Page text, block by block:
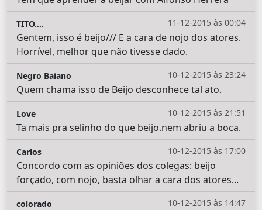
11-12-2015 às 00:04
TITO....
Gentem, isso é beijo/// E a cara de nojo dos atores.
Horrível, melhor que não tivesse dado.
10-12-2015 às 23:24
Negro Baiano
Quem chama isso de Beijo desconhece tal ato.
10-12-2015 às 21:51
Love
Ta mais pra selinho do que beijo.nem abriu a boca.
10-12-2015 às 17:00
Carlos
Concordo com as opiniões dos colegas: beijo
forçado, com nojo, basta olhar a cara dos atores...
10-12-2015 às 14:47
colorado